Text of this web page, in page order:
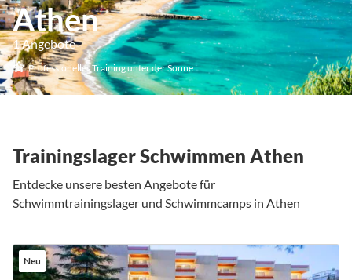
Athen
1 Angebote
Professionelles Training unter der Sonne
Trainingslager Schwimmen Athen
Entdecke unsere besten Angebote für
Schwimmtrainingslager und Schwimmcamps in Athen
Neu